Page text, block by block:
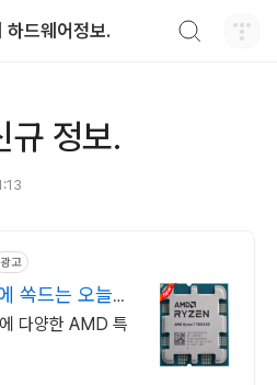
하드웨어정보.
정보.
광고
쏙드는 오늘
다양한 AMD 특